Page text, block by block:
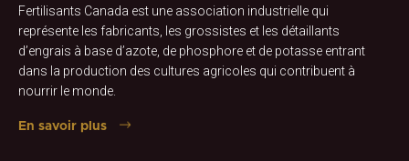
Fertilisants Canada est une association industrielle qui
représente les fabricants, les grossistes et les détaillants
d’engrais à base d’azote, de phosphore et de potasse entrant
dans la production des cultures agricoles qui contribuent à
nourrir le monde.
En savoir plus